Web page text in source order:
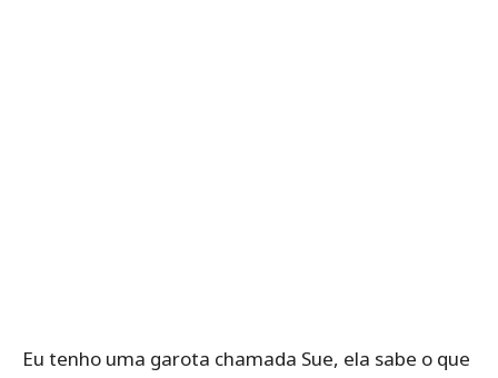
Eu tenho uma garota chamada Sue, ela sabe o que